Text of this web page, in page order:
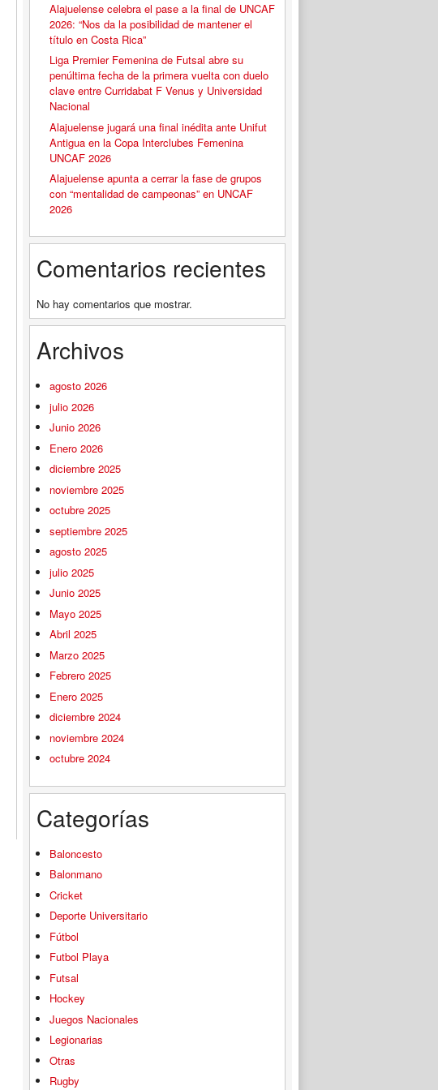
Alajuelense celebra el pase a la final de UNCAF
2026: “Nos da la posibilidad de mantener el
título en Costa Rica”
Liga Premier Femenina de Futsal abre su
penúltima fecha de la primera vuelta con duelo
clave entre Curridabat F Venus y Universidad
Nacional
Alajuelense jugará una final inédita ante Unifut
Antigua en la Copa Interclubes Femenina
UNCAF 2026
Alajuelense apunta a cerrar la fase de grupos
con “mentalidad de campeonas” en UNCAF
2026
Comentarios recientes
No hay comentarios que mostrar.
Archivos
agosto 2026
julio 2026
Junio 2026
Enero 2026
diciembre 2025
noviembre 2025
octubre 2025
septiembre 2025
agosto 2025
julio 2025
Junio 2025
Mayo 2025
Abril 2025
Marzo 2025
Febrero 2025
Enero 2025
diciembre 2024
noviembre 2024
octubre 2024
Categorías
Baloncesto
Balonmano
Cricket
Deporte Universitario
Fútbol
Futbol Playa
Futsal
Hockey
Juegos Nacionales
Legionarias
Otras
Rugby